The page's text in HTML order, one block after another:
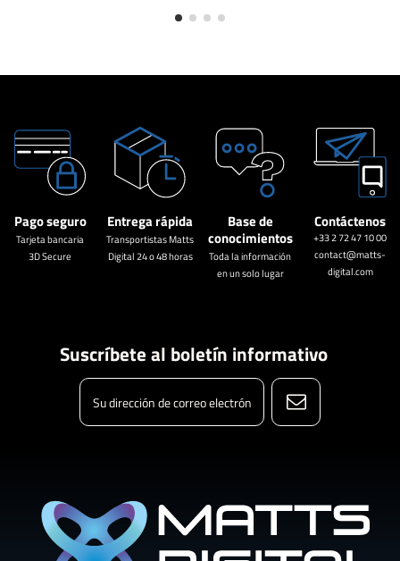
Pago seguro
Tarjeta bancaria
3D Secure
Entrega rápida
Transportistas Matts
Digital 24 o 48 horas
Base de
conocimientos
Toda la información
en un solo lugar
Contáctenos
+33 2 72 47 10 00
contact@matts-
digital.com
Suscríbete al boletín informativo